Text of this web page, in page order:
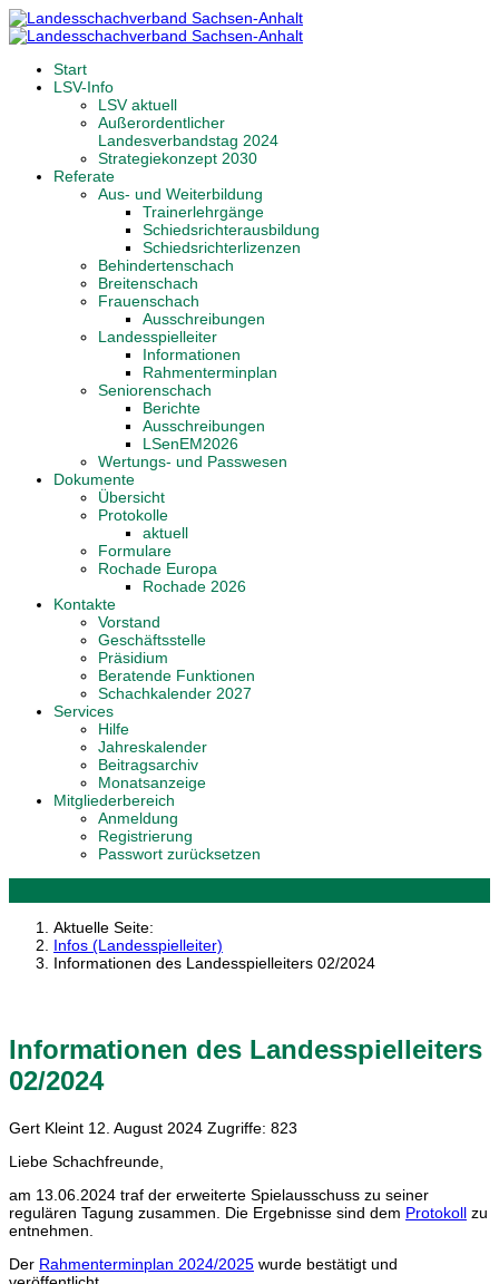
Start
LSV-Info
LSV aktuell
Außerordentlicher
Landesverbandstag 2024
Strategiekonzept 2030
Referate
Aus- und Weiterbildung
Trainerlehrgänge
Schiedsrichterausbildung
Schiedsrichterlizenzen
Behindertenschach
Breitenschach
Frauenschach
Ausschreibungen
Landesspielleiter
Informationen
Rahmenterminplan
Seniorenschach
Berichte
Ausschreibungen
LSenEM2026
Wertungs- und Passwesen
Dokumente
Übersicht
Protokolle
aktuell
Formulare
Rochade Europa
Rochade 2026
Kontakte
Vorstand
Geschäftsstelle
Präsidium
Beratende Funktionen
Schachkalender 2027
Services
Hilfe
Jahreskalender
Beitragsarchiv
Monatsanzeige
Mitgliederbereich
Anmeldung
Registrierung
Passwort zurücksetzen
Aktuelle Seite:
Infos (Landesspielleiter)
Informationen des Landesspielleiters 02/2024
Informationen des Landesspielleiters
02/2024
Gert Kleint 12. August 2024 Zugriffe: 823
Liebe Schachfreunde,
am 13.06.2024 traf der erweiterte Spielausschuss zu seiner
regulären Tagung zusammen. Die Ergebnisse sind dem Protokoll zu
entnehmen.
Der Rahmenterminplan 2024/2025 wurde bestätigt und